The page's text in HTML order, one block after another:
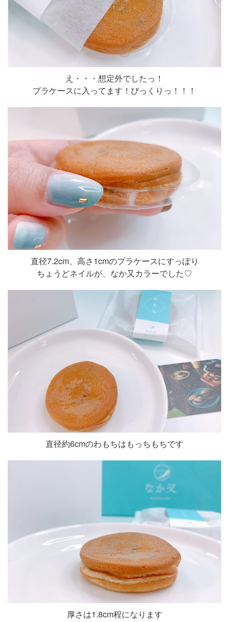
え・・・想定外でしたっ！
プラケースに入ってます！びっくりっ！！！
直径7.2cm、高さ1cmのプラケースにすっぽり
ちょうどネイルが、なか又カラーでした♡
直径約6cmのわもちはもっちもちです
厚さは1.8cm程になります